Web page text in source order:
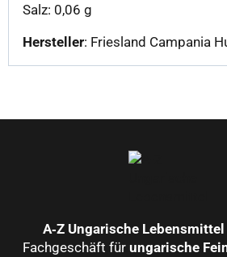
Salz: 0,06 g
Hersteller: Friesland Campania
A‑Z Ungarische
Fachgeschäft für ungarische